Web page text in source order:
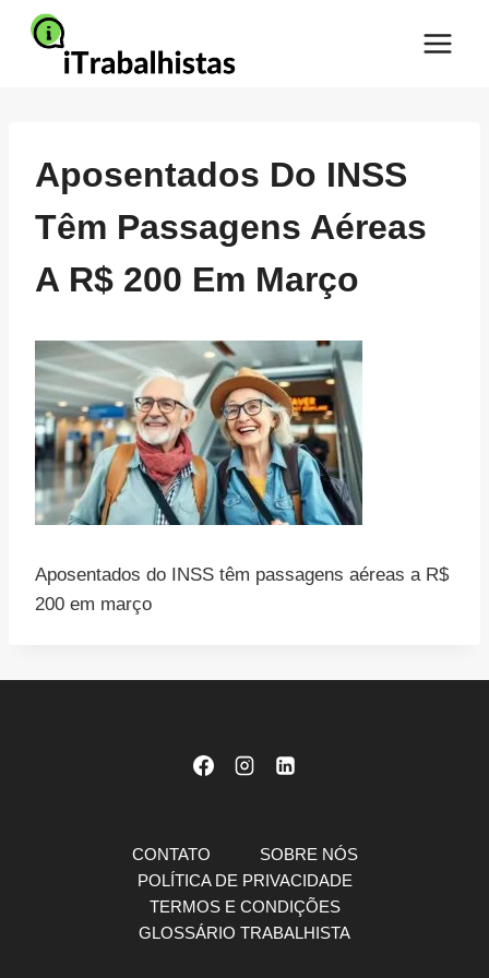
Pular
para
Aposentados Do INSS
Têm Passagens Aéreas
A R$ 200 Em Março
Aposentados do INSS têm passagens aéreas a R$
200 em março
CONTATO
SOBRE NÓS
POLÍTICA DE PRIVACIDADE
TERMOS E CONDIÇÕES
GLOSSÁRIO TRABALHISTA